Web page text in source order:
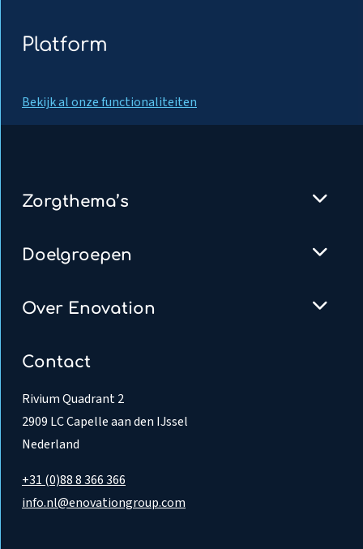
Platform
Bekijk al onze functionaliteiten
Zorgthema’s
Doelgroepen
Over Enovation
Contact
Rivium Quadrant 2
2909 LC Capelle aan den IJssel
Nederland
+31 (0)88 8 366 366
info.nl@enovationgroup.com